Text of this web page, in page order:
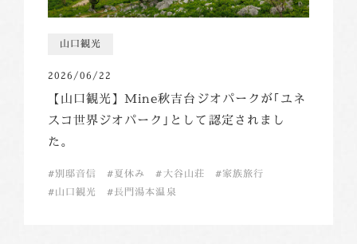
山口観光
2026/06/22
【山口観光】Mine秋吉台ジオパークが｢ユネ
スコ世界ジオパーク｣として認定されまし
た。
別邸音信 夏休み 大谷山荘
家族旅行
山口観光
長門湯本温泉